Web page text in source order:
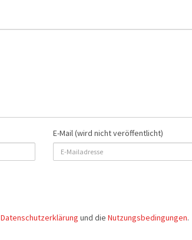
E-Mail (wird nicht veröffentlicht)
Datenschutzerklärung und die Nutzungsbedingungen.